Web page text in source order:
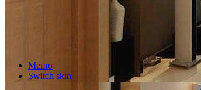
Меню
Switch skin